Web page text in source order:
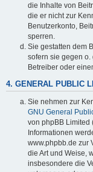
die Inhalte von
die er nicht zur
Benutzerkonto,
sperren.
Sie gestatten dem
sofern sie gegen
Betreiber oder
4. GENERAL PUBLIC
Sie nehmen zur
GNU General
von phpBB Limited
Informationen
www.phpbb.de zur
die Art und Weise,
insbesondere die